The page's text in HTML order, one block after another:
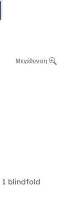
Μεγέθυνση
1 blindfold